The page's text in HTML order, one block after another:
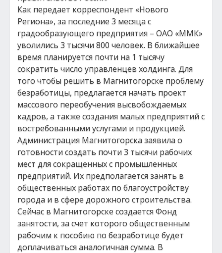
Как передает корреспондент «Нового
Региона», за последние 3 месяца с
градообразующего предприятия – ОАО «ММК»
уволились 3 тысячи 800 человек. В ближайшее
время планируется почти на 1 тысячу
сократить число управленцев холдинга. Для
того чтобы решить в Магнитогорске проблему
безработицы, предлагается начать проект
массового переобучения высвобождаемых
кадров, а также создания малых предприятий с
востребованными услугами и продукцией.
Администрация Магнитогорска заявила о
готовности создать почти 3 тысячи рабочих
мест для сокращенных с промышленных
предприятий. Их предполагается занять в
общественных работах по благоустройству
города и в сфере дорожного строительства.
Сейчас в Магнитогорске создается Фонд
занятости, за счет которого общественным
рабочим к пособию по безработице будет
доплачиваться аналогичная сумма. В